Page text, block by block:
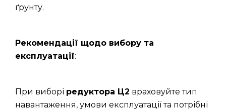
ґрунту.
Рекомендації щодо вибору та
експлуатації:
При виборі редуктора Ц2 враховуйте тип
навантаження, умови експлуатації та потрібні